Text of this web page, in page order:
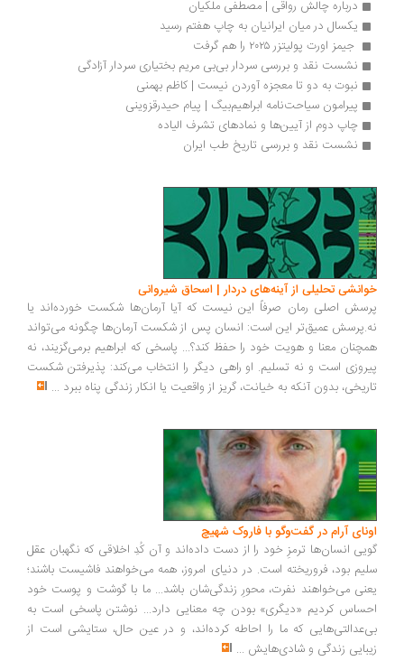
درباره چالش رواقی | مصطفی ملکیان
یکسال در میان ایرانیان به چاپ هفتم رسید
جیمز اورت پولیتزر ۲۰۲۵ را هم گرفت
نشست نقد و بررسی سردار بی‌بی مریم بختیاری سردار آزادگی
نبوت به دو تا معجزه آوردن نیست | کاظم بهمنی
پیرامون سیاحت‌نامه ابراهیم‌بیگ | پیام حیدرقزوینی
چاپ دوم از آیین‌ها و نمادهای تشرف الیاده
نشست نقد و بررسی تاریخ طب ایران
خوانشی تحلیلی از آینه‌های دردار | اسحاق شیروانی
پرسش اصلی رمان صرفاً این نیست که آیا آرمان‌ها شکست خورده‌اند یا
نه.پرسش عمیق‌تر این است: انسان پس از شکست آرمان‌ها چگونه می‌تواند
همچنان معنا و هویت خود را حفظ کند؟... پاسخی که ابراهیم برمی‌گزیند، نه
پیروزی است و نه تسلیم. او راهی دیگر را انتخاب می‌کند: پذیرفتن شکست
تاریخی، بدون آنکه به خیانت، گریز از واقعیت یا انکار زندگی پناه ببرد ...
اونای آرام در گفت‌وگو با فاروک شهیچ‭
گویی انسان‌ها ترمزِ خود را از دست داده‌اند و آن کُدِ اخلاقی که نگهبان عقل
سلیم بود، فروریخته است. در دنیای امروز، همه می‌خواهند فاشیست باشند؛
یعنی می‌خواهند نفرت، محورِ زندگی‌شان باشد... ما با گوشت و پوست خود
احساس کردیم «دیگری» بودن چه معنایی دارد... نوشتن پاسخی است به
بی‌عدالتی‌هایی که ما را احاطه کرده‌اند، و در عین حال، ستایشی است از
زیبایی زندگی و شادی‌هایش ...